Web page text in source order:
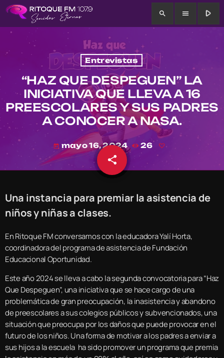
search menu play_arrow
Entrevistas
“HAZ QUE DESPEGUEN” LA
INICIATIVA QUE LLEVA A 16
PREESCOLARES Y SUS PADRES
A CONOCER A NASA.
today mayo 16, 2024 26
share
email
Una instancia para premiar la asistencia de
niños y niñas a clases.
En Ritoque FM conversamos con la educadora Yalí Horta,
coordinadora del programa de asistencia de Fundación
Educacional Oportunidad.
Este año 2024 se lleva a cabo la segunda convocatoria para “Haz
Que Despeguen”, una iniciativa que se hace cargo de una
problemática de gran preocupación, la inasistencia y abandono
de preescolares a sus colegios públicos y subvencionados, una
situación que preocupa por los daños que puede provocar en el
futuro de los niños. Una forma de motivar a los padres a enviar a
sus hijos a la escuela ha sido promover un programa que premia